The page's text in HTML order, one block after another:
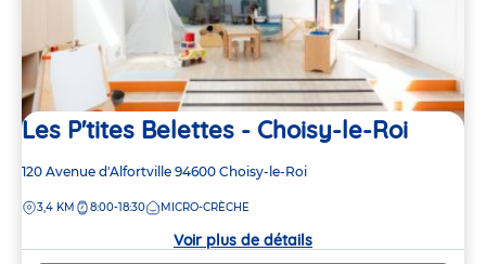
Les P'tites Belettes - Choisy-le-Roi
Adresse
la
120 Avenue d'Alfortville 94600 Choisy-le-Roi
DISTANCE
3,4 KM 8:00-18:30 MICRO-CRÈCHE
Voir plus de détails